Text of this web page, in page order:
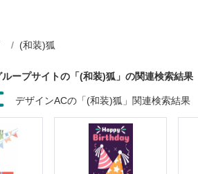
(和装)狐
ープサイトの「(和装)狐」の関連検索結果
デザインACの「(和装)狐」関連検索結果